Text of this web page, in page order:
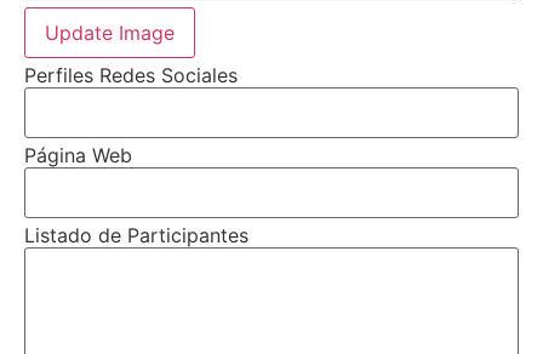
Update Image
Perfiles Redes Sociales
Página Web
Listado de Participantes